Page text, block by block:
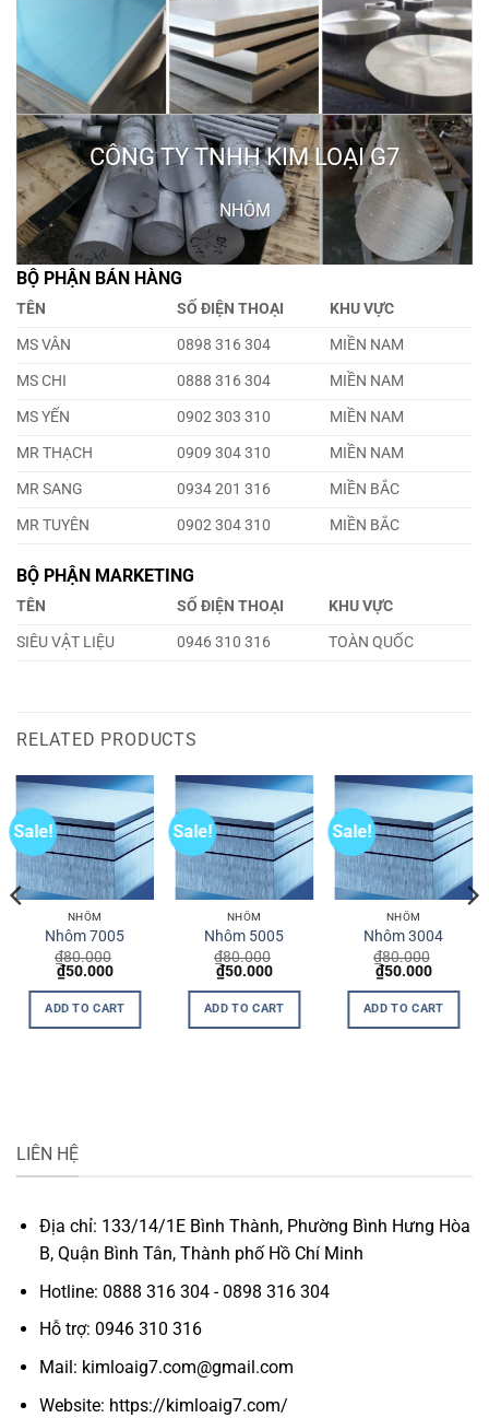
CÔNG TY TNHH KIM LOẠI G7
NHÔM
BỘ PHẬN BÁN HÀNG
TÊN SỐ ĐIỆN THOẠI
KHU VỰC
MS VÂN
0898 316 304
MIỀN NAM
MS CHI
0888 316 304
MIỀN NAM
MS YẾN
0902 303 310
MIỀN NAM
MR THẠCH
0909 304 310
MIỀN NAM
MR SANG
0934 201 316
MIỀN BẮC
MR TUYÊN
0902 304 310 MIỀN BẮC
BỘ PHẬN MARKETING
TÊN SỐ ĐIỆN THOẠI
KHU VỰC
SIÊU VẬT LIỆU
0946 310 316 TOÀN QUỐC
RELATED PRODUCTS
Sale!
NHÔM
Nhôm 7005
₫80.000
Original
price
was:
₫80.000.
₫50.000Current
is:
₫50.000.
ADD TO CART
Sale!
NHÔM
Nhôm 5005
₫80.000
Original
price
was:
₫80.000.
₫50.000Current
is:
₫50.000.
ADD TO CART
Sale!
NHÔM
Nhôm 3004
₫80.000
Original
price
was:
₫80.000.
₫50.000Current
is:
ADD TO CART
LIÊN HỆ
Địa chỉ: 133/14/1E Bình Thành, Phường Bình Hưng Hòa
B, Quận Bình Tân, Thành phố Hồ Chí Minh
Hotline: 0888 316 304 - 0898 316 304
Hỗ trợ: 0946 310 316
Mail: kimloaig7.com@gmail.com
Website: https://kimloaig7.com/